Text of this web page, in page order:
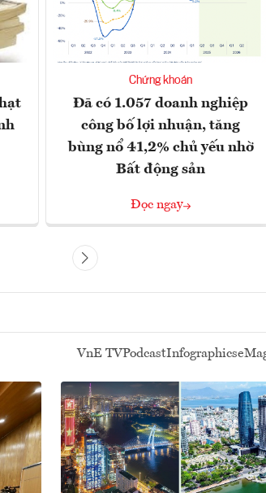
Chứng khoán
Đã có 1.057 doanh nghiệp
công bố lợi nhuận, tăng
bùng nổ 41,2% chủ yếu nhờ
Bất động sản
Đọc ngay
VnE TVPodcastInfographics